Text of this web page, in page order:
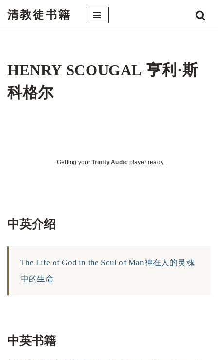
文
清教徒书籍
HENRY SCOUGAL 亨利·斯
科格尔
Getting your Trinity Audio player ready...
中英介绍
The Life of God in the Soul of Man神在人的灵魂
中的生命
中英书籍